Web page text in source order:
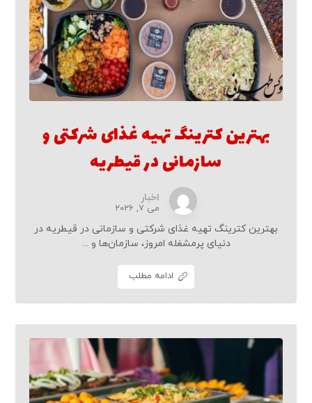
بهترین کترینگ تهیه غذای شرکتی و
سازمانی در قیطریه
اخبار
می ۷, ۲۰۲۶
بهترین کترینگ تهیه غذای شرکتی و سازمانی در قیطریه در
دنیای پرمشغله امروز، سازمان‌ها و ...
ادامه مطلب